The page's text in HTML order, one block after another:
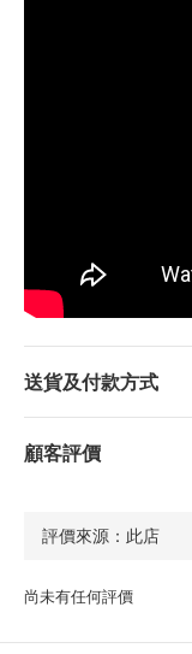
送貨及付款方式
顧客評價
尚未有任何評價